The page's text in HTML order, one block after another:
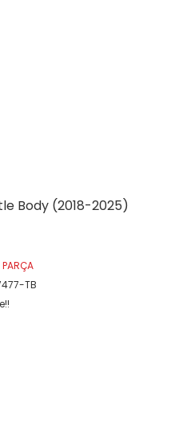
Body (2018-2025)
PARÇA
TB